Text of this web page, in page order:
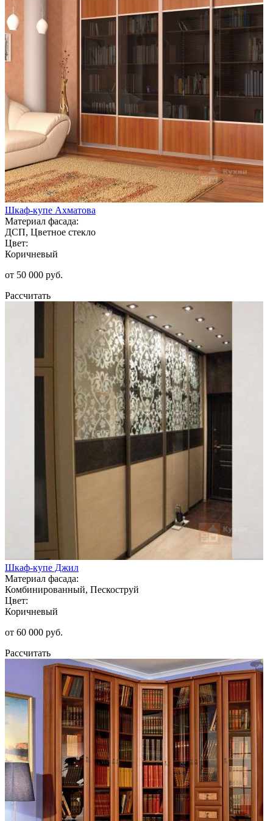
Шкаф-купе Ахматова
Материал фасада:
ДСП, Цветное стекло
Цвет:
Коричневый
от 50 000 руб.
Рассчитать
Шкаф-купе Джил
Материал фасада:
Комбинированный, Пескоструй
Цвет:
Коричневый
от 60 000 руб.
Рассчитать